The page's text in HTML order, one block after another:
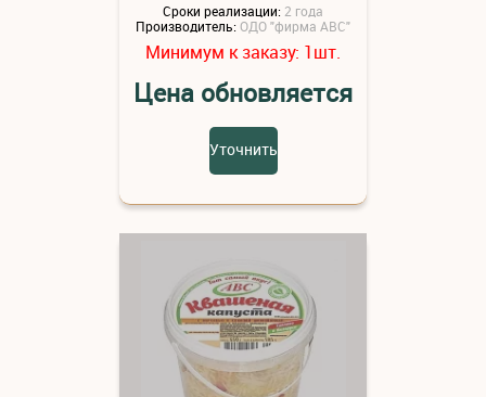
Сроки реализации: 2 года
Производитель:ОДО "фирма АВС"
Минимум к заказу: 1шт.
Цена обновляется
Уточнить